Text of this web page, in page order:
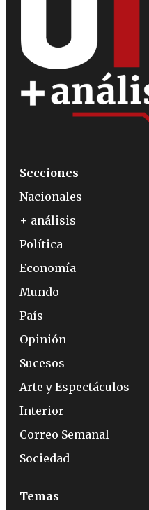
Secciones
Nacionales
+ análisis
Política
Economía
Mundo
País
Opinión
Sucesos
Arte y Espectáculos
Interior
Correo Semanal
Sociedad
Temas